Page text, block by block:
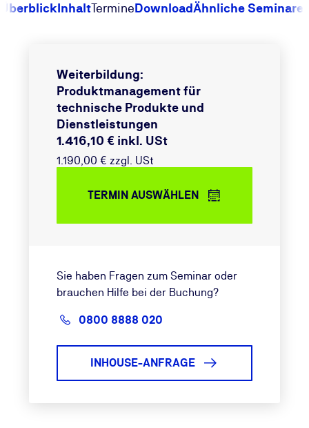
ÜberblickInhaltTermineDownloadÄhnliche Seminare
Weiterbildung:
Produktmanagement für
technische Produkte und
Dienstleistungen
1.416,10 € inkl. USt
1.190,00 € zzgl. USt
TERMIN AUSWÄHLEN
Sie haben Fragen zum Seminar oder
brauchen Hilfe bei der Buchung?
0800 8888 020
INHOUSE-ANFRAGE